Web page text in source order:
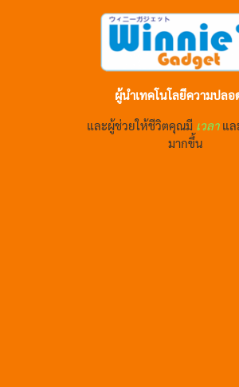
ผู้นำเทคโนโลยีความปล
และผู้ช่วยให้ชีวิตคุณมี เวลา แล
มากขึ้น